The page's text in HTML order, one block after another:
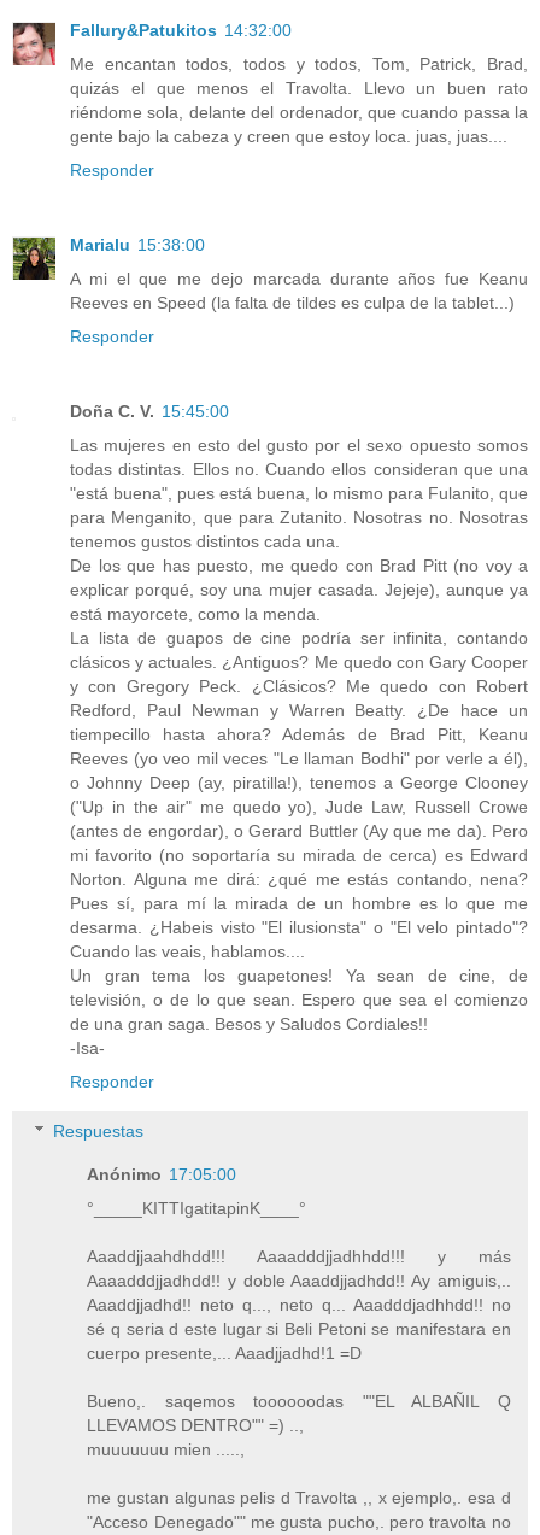
Fallury&Patukitos 14:32:00
Me encantan todos, todos y todos, Tom, Patrick, Brad,
quizás el que menos el Travolta. Llevo un buen rato
riéndome sola, delante del ordenador, que cuando passa la
gente bajo la cabeza y creen que estoy loca. juas, juas....
Responder
Marialu 15:38:00
A mi el que me dejo marcada durante años fue Keanu
Reeves en Speed (la falta de tildes es culpa de la tablet...)
Responder
Doña C. V. 15:45:00
Las mujeres en esto del gusto por el sexo opuesto somos
todas distintas. Ellos no. Cuando ellos consideran que una
"está buena", pues está buena, lo mismo para Fulanito, que
para Menganito, que para Zutanito. Nosotras no. Nosotras
tenemos gustos distintos cada una.
De los que has puesto, me quedo con Brad Pitt (no voy a
explicar porqué, soy una mujer casada. Jejeje), aunque ya
está mayorcete, como la menda.
La lista de guapos de cine podría ser infinita, contando
clásicos y actuales. ¿Antiguos? Me quedo con Gary Cooper
y con Gregory Peck. ¿Clásicos? Me quedo con Robert
Redford, Paul Newman y Warren Beatty. ¿De hace un
tiempecillo hasta ahora? Además de Brad Pitt, Keanu
Reeves (yo veo mil veces "Le llaman Bodhi" por verle a él),
o Johnny Deep (ay, piratilla!), tenemos a George Clooney
("Up in the air" me quedo yo), Jude Law, Russell Crowe
(antes de engordar), o Gerard Buttler (Ay que me da). Pero
mi favorito (no soportaría su mirada de cerca) es Edward
Norton. Alguna me dirá: ¿qué me estás contando, nena?
Pues sí, para mí la mirada de un hombre es lo que me
desarma. ¿Habeis visto "El ilusionsta" o "El velo pintado"?
Cuando las veais, hablamos....
Un gran tema los guapetones! Ya sean de cine, de
televisión, o de lo que sean. Espero que sea el comienzo
de una gran saga. Besos y Saludos Cordiales!!
-Isa-
Responder
Respuestas
Anónimo 17:05:00
°_____KITTIgatitapinK____°
Aaaddjjaahdhdd!!! Aaaadddjjadhhdd!!! y más
Aaaadddjjadhdd!! y doble Aaaddjjadhdd!! Ay amiguis,..
Aaaddjjadhd!! neto q..., neto q... Aaadddjadhhdd!! no
sé q seria d este lugar si Beli Petoni se manifestara en
cuerpo presente,... Aaadjjadhd!1 =D
Bueno,. saqemos toooooodas ""EL ALBAÑIL Q
LLEVAMOS DENTRO"" =) ..,
muuuuuuu mien .....,
me gustan algunas pelis d Travolta ,, x ejemplo,. esa d
"Acceso Denegado"" me gusta pucho,. pero travolta no